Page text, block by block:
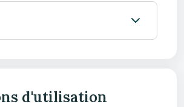
d'utilisation